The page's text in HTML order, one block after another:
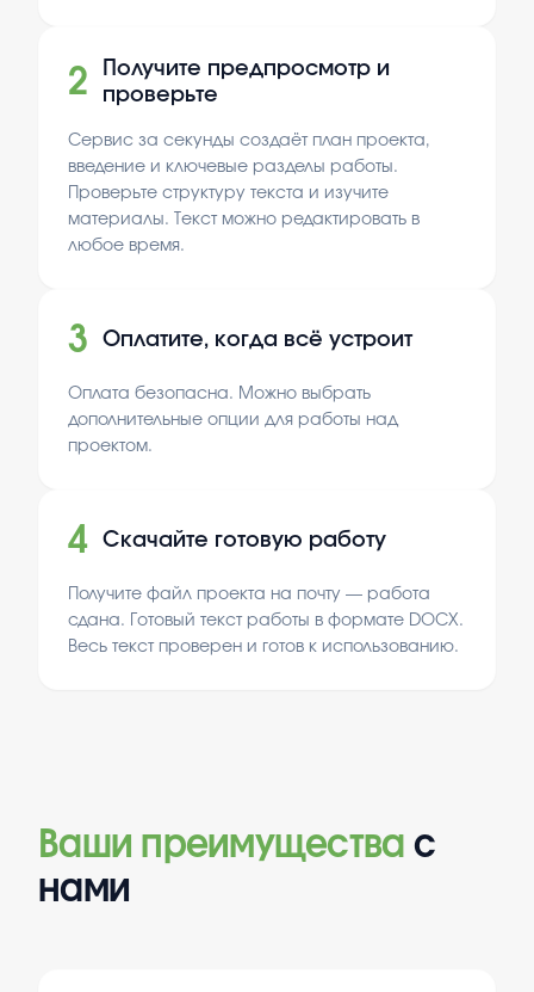
2
Получите предпросмотр и
проверьте
Сервис за секунды создаёт план проекта,
введение и ключевые разделы работы.
Проверьте структуру текста и изучите
материалы. Текст можно редактировать в
любое время.
3 Оплатите, когда всё устроит
Оплата безопасна. Можно выбрать
дополнительные опции для работы над
проектом.
4 Скачайте готовую работу
Получите файл проекта на почту — работа
сдана. Готовый текст работы в формате DOCX.
Весь текст проверен и готов к использованию.
Ваши преимущества с
нами